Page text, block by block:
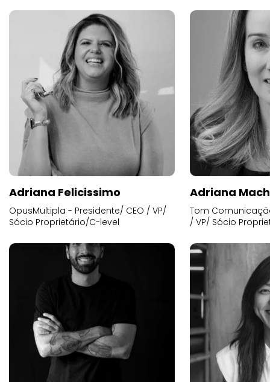
Adriana Felicissimo
OpusMultipla - Presidente/ CEO / VP/
Sócio Proprietário/C-level
Adriana
Tom
/ VP/ Sócio